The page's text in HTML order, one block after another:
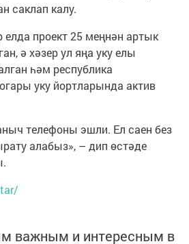
саклап калу.
елда проект 25 меңнән артык
ә хәзер ул яңа уку елы
һәм республика
уку йортларында актив
телефоны эшли. Ел саен без
алабыз», – дип өстәде
важным и интересным в